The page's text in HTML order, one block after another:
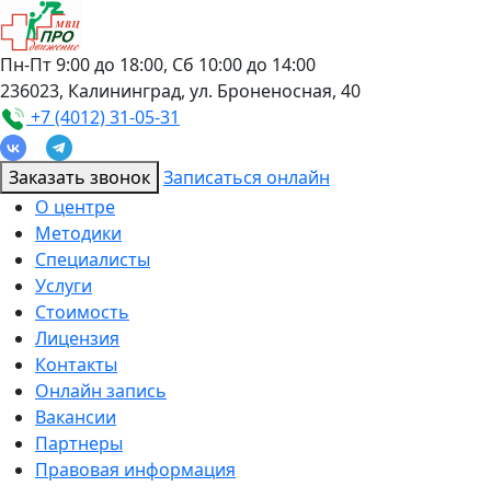
Пн-Пт 9:00 до 18:00, Сб 10:00 до 14:00
236023, Калининград, ул. Броненосная, 40
+7 (4012) 31-05-31
Заказать звонок Записаться онлайн
О центре
Методики
Специалисты
Услуги
Стоимость
Лицензия
Контакты
Онлайн запись
Вакансии
Партнеры
Правовая информация